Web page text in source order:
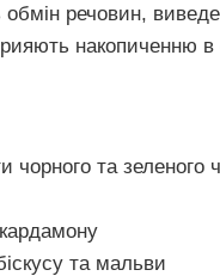
обмін речовин,
накопиченню в
чорного та зеленого
та мальви